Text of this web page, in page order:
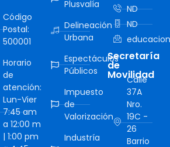
Código
Postal:
500001
Horario
de
atención:
Lun-Vier
7:45 am
a 12:00 m
| 1:00 pm
Plusvalía
Delineación
Urbana
Espectáculos
Públicos
Impuesto
de
Valorización
Industría
ND
ND
Secretaría
de
Movilidad
Calle
37A
Nro.
19C -
26
Barrio